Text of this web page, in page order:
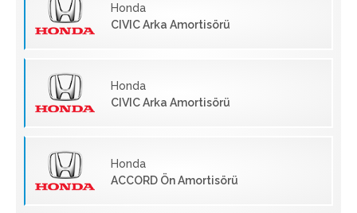
Honda
CIVIC Arka Amortisörü
Honda
CIVIC Arka Amortisörü
Honda
ACCORD Ön Amortisörü